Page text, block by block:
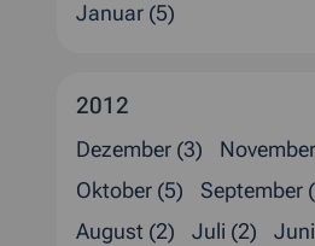
Januar (5)
2012
Dezember (3)
Oktober (5)
September
August (2)
Juli (2)